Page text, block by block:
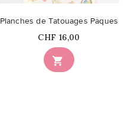

Planches de Tatouages Pâques
Prix
CHF 16,00